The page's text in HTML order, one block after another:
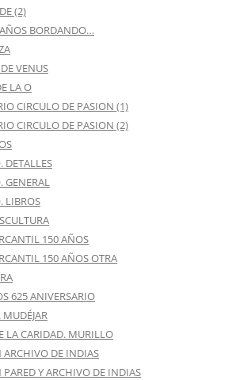
(2)
BORDANDO…
VENUS
LA O
CIRCULO DE PASION (1)
CIRCULO DE PASION (2)
DETALLES
LIBROS
150 AÑOS
150 AÑOS OTRA
625 ANIVERSARIO
LA CARIDAD. MURILLO
DE INDIAS
Y ARCHIVO DE INDIAS